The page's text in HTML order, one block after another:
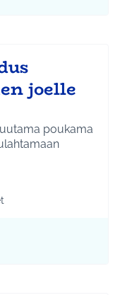
joelle
poukama
Liikunta ja